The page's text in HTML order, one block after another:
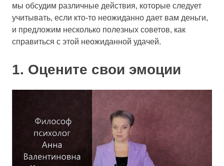
мы обсудим различные действия, которые следует
учитывать, если кто-то неожиданно дает вам деньги,
и предложим несколько полезных советов, как
справиться с этой неожиданной удачей.
1. Оцените свои эмоции